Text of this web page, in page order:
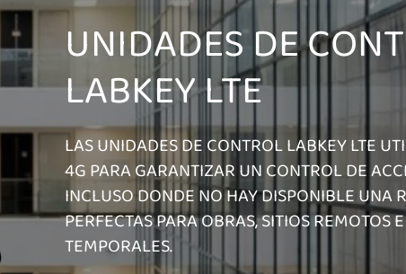
UNIDADES DE
LABKEY LTE
LAS UNIDADES DE CONTROL LABKEY LTE
4G PARA GARANTIZAR UN CONTROL DE
INCLUSO DONDE NO HAY DISPONIBLE UNA
PERFECTAS PARA OBRAS, SITIOS REMOTOS
TEMPORALES.